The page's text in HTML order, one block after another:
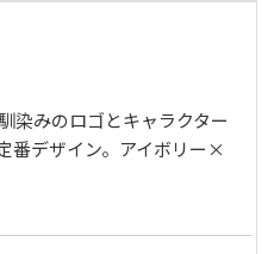
染みのロゴとキャラクター
番デザイン。アイボリー×